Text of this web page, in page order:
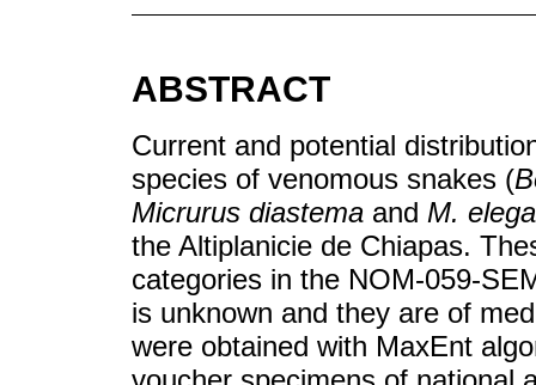
ABSTRACT
Current and potential
species of venomous snakes (
Micrurus diastema and M.
the Altiplanicie de Chiapas.
categories in the NOM-059-
is unknown and they are of
were obtained with MaxEnt